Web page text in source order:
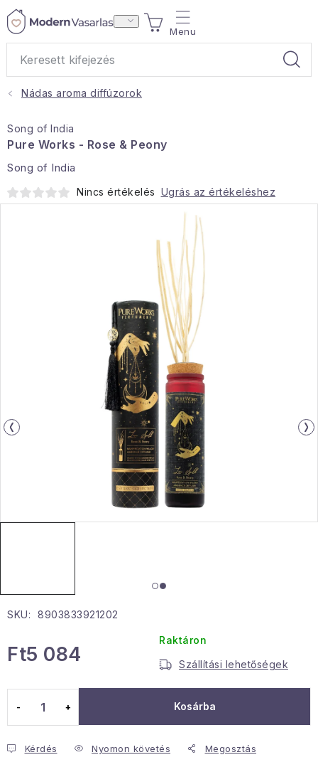
Ugrás
KOSÁR
Otthoni illatok
Teák
Egészség és szépség
Sport és szabadban
Gyermekeknek
Sziasztok, hív a nyár.
Pohodából importálva - rendezés
Karácsonyi esemény
Januári akció
Hogyan kell panaszkodni / visszaadni az áruka
Nádas aroma diffúzorok
SKU: 8903833921202
Ft5 084
Raktáron
Szállítási lehetőségek
Kosárba
Kérdés Nyomon követés Megosztás
Song of India
Pure Works - Rose & Peony
Song of India
Nincs értékelés Ugrás az értékeléshez